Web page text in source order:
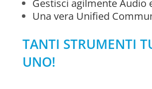
Gestisci agilmente Audio
Una vera Unified
TANTI STRUMENTI
UNO!